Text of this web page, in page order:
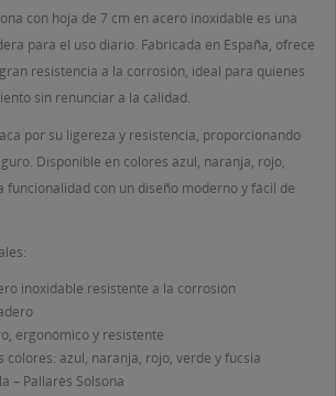
con hoja de 7 cm en acero inoxidable es una
para el uso diario. Fabricada en España, ofrece
resistencia a la corrosión, ideal para quienes
sin renunciar a la calidad.
por su ligereza y resistencia, proporcionando
Disponible en colores azul, naranja, rojo,
funcionalidad con un diseño moderno y fácil de
inoxidable resistente a la corrosión
ergonómico y resistente
colores: azul, naranja, rojo, verde y fucsia
– Pallarès Solsona
((CANCELTEXT)) ((CREATETEXT))
((CANCELTEXT)) ((LOGINTEXT))